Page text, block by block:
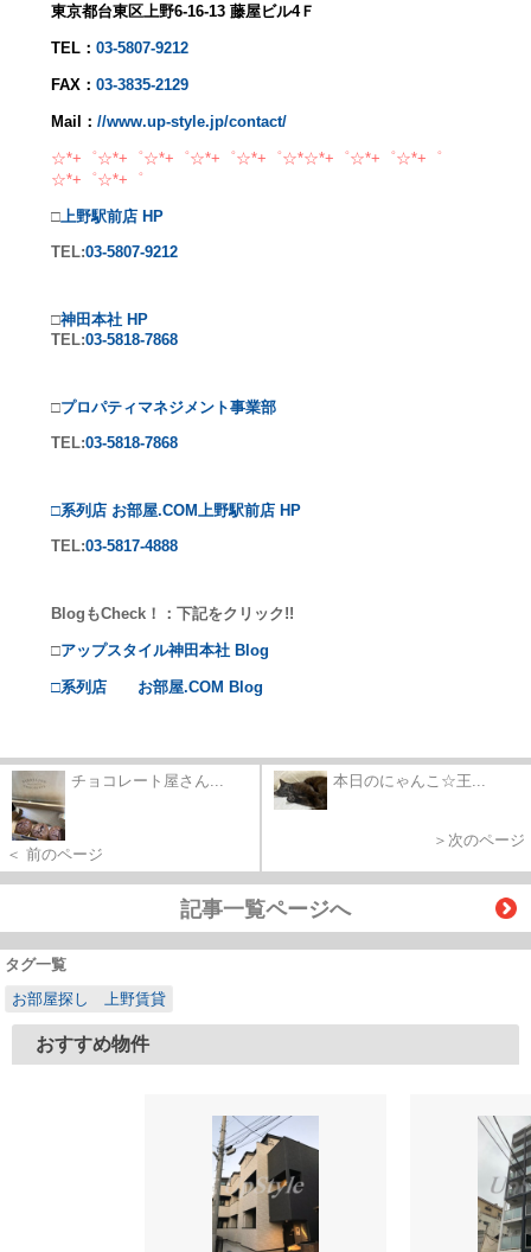
東京都台東区上野6-16-13 藤屋ビル4Ｆ
TEL： 03-5807-9212
FAX： 03-3835-2129
Mail： //www.up-style.jp/contact/
☆*+゜☆*+゜☆*+゜☆*+゜☆*+゜☆*☆*+゜☆*+゜☆*+゜
☆*+゜☆*+゜
□ 上野駅前店 HP
TEL:03-5807-9212
□神田本社 HP
TEL:03-5818-7868
□プロパティマネジメント事業部
TEL:03-5818-7868
□系列店 お部屋.COM上野駅前店 HP
TEL:03-5817-4888
BlogもCheck！：下記をクリック!!
□アップスタイル神田本社 Blog
□系列店 お部屋.COM Blog
チョコレート屋さん...
＜ 前のページ
本日のにゃんこ☆王...
＞次のページ
記事一覧ページへ
タグ一覧
お部屋探し 上野賃貸
おすすめ物件